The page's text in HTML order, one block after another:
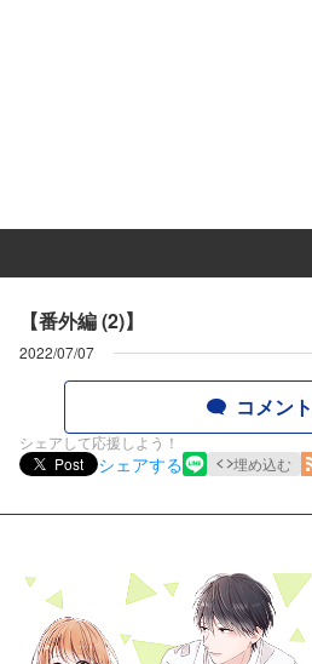
【番外編 (2)】
2022/07/07
コメン
シェアして応援しよう！
Post
シェアする 埋め込む